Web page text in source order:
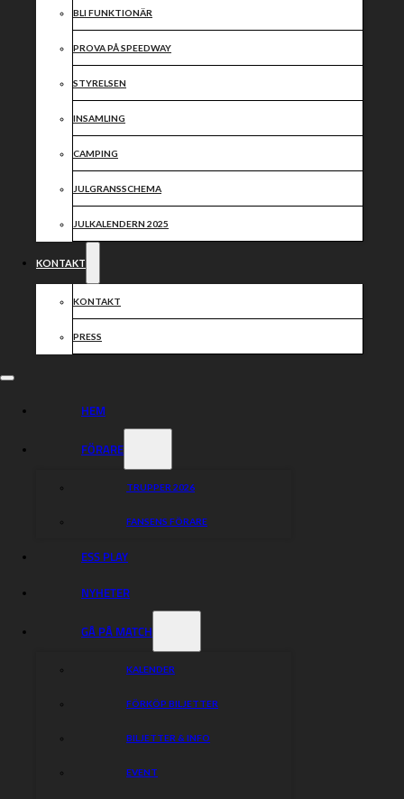
BLI FUNKTIONÄR
PROVA PÅ SPEEDWAY
STYRELSEN
INSAMLING
CAMPING
JULGRANSSCHEMA
JULKALENDERN 2025
KONTAKT
KONTAKT
PRESS
HEM
FÖRARE
TRUPPER 2026
FANSENS FÖRARE
ESS PLAY
NYHETER
GÅ PÅ MATCH
KALENDER
FÖRKÖP BILJETTER
BILJETTER & INFO
EVENT